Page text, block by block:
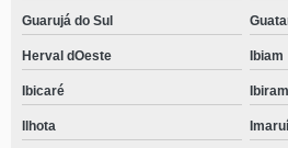
Guarujá do Sul
Herval dOeste Ibiam
Ibicaré
Ilhota Imaruí